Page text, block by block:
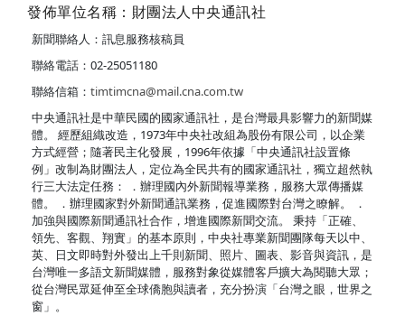
發佈單位名稱：財團法人中央通訊社
新聞聯絡人：訊息服務核稿員
聯絡電話：02-25051180
聯絡信箱： timtimcna@mail.cna.com.tw
中央通訊社是中華民國的國家通訊社，是台灣最具影響力的新聞媒
體。 經歷組織改造，1973年中央社改組為股份有限公司，以企業
方式經營；隨著民主化發展，1996年依據「中央通訊社設置條
例」改制為財團法人，定位為全民共有的國家通訊社，獨立超然執
行三大法定任務： ．辦理國內外新聞報導業務，服務大眾傳播媒
體。 ．辦理國家對外新聞通訊業務，促進國際對台灣之瞭解。 ．
加強與國際新聞通訊社合作，增進國際新聞交流。 秉持「正確、
領先、客觀、翔實」的基本原則，中央社專業新聞團隊每天以中、
英、日文即時對外發出上千則新聞、照片、圖表、影音與資訊，是
台灣唯一多語文新聞媒體，服務對象從媒體客戶擴大為閱聽大眾；
從台灣民眾延伸至全球僑胞與讀者，充分扮演「台灣之眼，世界之
窗」。